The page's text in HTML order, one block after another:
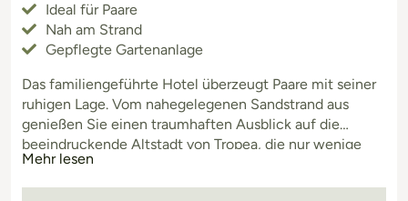
Ideal für Paare
Nah am Strand
Gepflegte Gartenanlage
Das familiengeführte Hotel überzeugt Paare mit seiner
ruhigen Lage. Vom nahegelegenen Sandstrand aus
genießen Sie einen traumhaften Ausblick auf die
beeindruckende Altstadt von Tropea, die nur wenige
Kilometer entfernt liegt. Am einladenden Poolbereich
mit Blick in den Garten können Sie so richtig
Mehr lesen